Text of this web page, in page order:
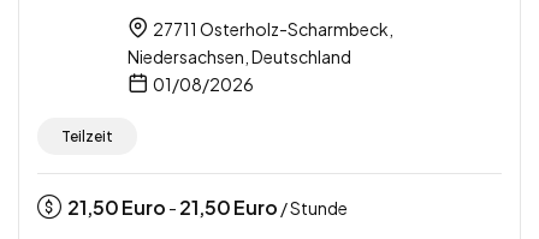
27711 Osterholz-Scharmbeck,
Niedersachsen, Deutschland
01/08/2026
Teilzeit
21,50Euro - 21,50Euro / Stunde